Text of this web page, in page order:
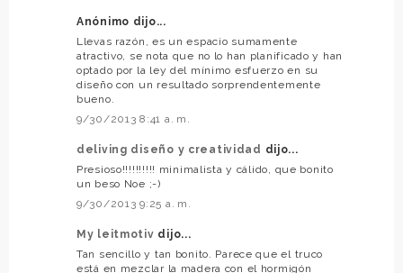
Anónimo dijo...
Llevas razón, es un espacio sumamente
atractivo, se nota que no lo han planificado y han
optado por la ley del mínimo esfuerzo en su
diseño con un resultado sorprendentemente
bueno.
9/30/2013 8:41 a. m.
deliving diseño y creatividad dijo...
Presioso!!!!!!!!!! minimalista y cálido, que bonito
un beso Noe ;-)
9/30/2013 9:25 a. m.
My leitmotiv dijo...
Tan sencillo y tan bonito. Parece que el truco
está en mezclar la madera con el hormigón